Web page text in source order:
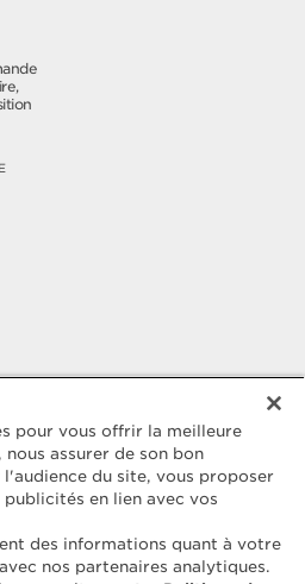
de
pour vous offrir la meilleure
assurer de son bon
du site, vous proposer
en lien avec vos
des informations quant à votre
nos partenaires analytiques.